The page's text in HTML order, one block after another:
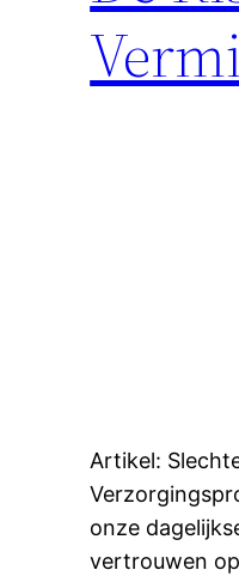
Artikel:
onze
vertrouwen